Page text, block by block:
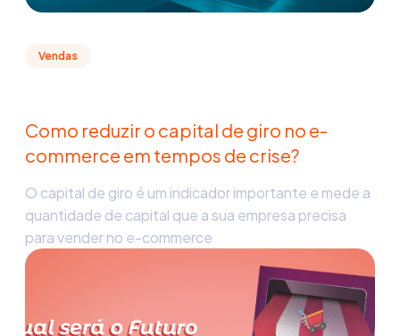
Vendas
Como reduzir o capital de giro no e-
commerce em tempos de crise?
O capital de giro é um indicador importante e mede a
quantidade de capital que a sua empresa precisa
para vender no e-commerce